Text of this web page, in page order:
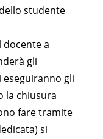
6
studente
docente a
gli
gli
la chiusura
fare tramite
si